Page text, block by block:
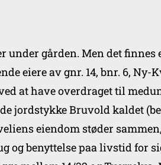
gården. Men det finnes
eiere av gnr. 14, bnr. 6, Ny-
at have overdraget til
jordstykke Bruvold kaldet
eiendom støder
og benyttelse paa livstid for